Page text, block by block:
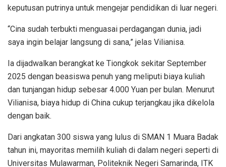
keputusan putrinya untuk mengejar pendidikan di luar negeri.
“Cina sudah terbukti menguasai perdagangan dunia, jadi
saya ingin belajar langsung di sana,” jelas Vilianisa.
Ia dijadwalkan berangkat ke Tiongkok sekitar September
2025 dengan beasiswa penuh yang meliputi biaya kuliah
dan tunjangan hidup sebesar 4.000 Yuan per bulan. Menurut
Vilianisa, biaya hidup di China cukup terjangkau jika dikelola
dengan baik.
Dari angkatan 300 siswa yang lulus di SMAN 1 Muara Badak
tahun ini, mayoritas memilih kuliah di dalam negeri seperti di
Universitas Mulawarman, Politeknik Negeri Samarinda, ITK